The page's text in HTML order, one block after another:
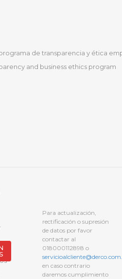
de transparencia y ética
and business ethics program
Para actualización,
rectificación o supresión
de datos por favor
contactar al
018000112898 o
en caso contrario
daremos cumplimiento